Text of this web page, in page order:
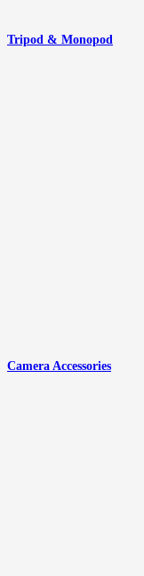
Tripod & Monopod
Camera Accessories